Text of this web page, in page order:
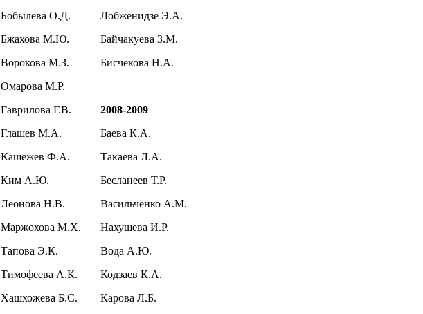
Бобылева О.Д.
Бжахова М.Ю.
Ворокова М.З.
Омарова М.Р.
Гаврилова Г.В.
Глашев М.А.
Кашежев Ф.А.
Ким А.Ю.
Леонова Н.В.
Маржохова М.Х.
Тапова Э.К.
Тимофеева А.К.
Хашхожева Б.С.
Лобженидзе Э.А.
Байчакуева З.М.
Бисчекова Н.А.
2008-2009
Баева К.А.
Такаева Л.А.
Бесланеев Т.Р.
Васильченко А.М.
Нахушева И.Р.
Вода А.Ю.
Кодзаев К.А.
Карова Л.Б.